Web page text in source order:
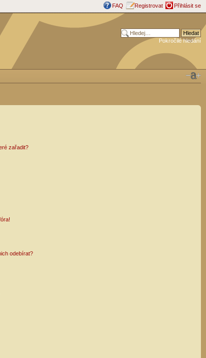
FAQ Registrovat Přihlásit se
Pokročilé hledání
zařadit?
odebírat?